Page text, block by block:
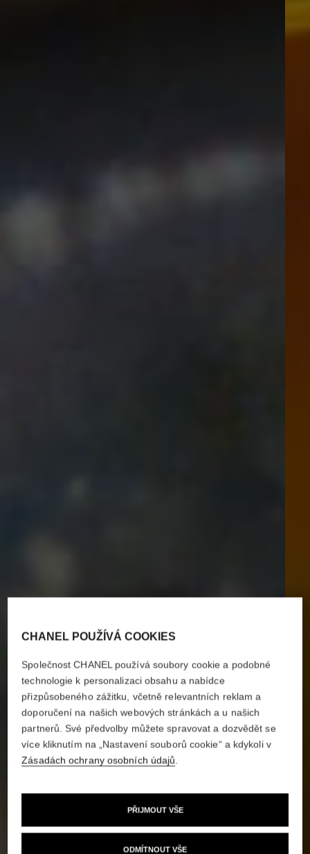
CHANEL POUŽÍVÁ COOKIES
Společnost CHANEL používá soubory cookie a podobné
technologie k personalizaci obsahu a nabídce
přizpůsobeného zážitku, včetně relevantních reklam a
doporučení na našich webových stránkách a u našich
partnerů. Své předvolby můžete spravovat a dozvědět se
více kliknutím na „Nastavení souborů cookie“ a kdykoli v
Zásadách ochrany osobních údajů
ODMÍTNOUT VŠE
PŘIJMOUT VŠE